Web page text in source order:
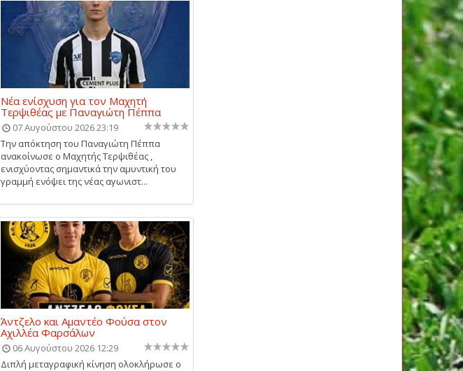
Νέα ενίσχυση για τον Μαχητή
Τερψιθέας με Παναγιώτη Πέππα
07 Αυγούστου 2026 23:19
Την απόκτηση του Παναγιώτη Πέππα
ανακοίνωσε ο Μαχητής Τερψιθέας ,
ενισχύοντας σημαντικά την αμυντική του
γραμμή ενόψει της νέας αγωνιστ...
Άντζελο και Αμαντέο Φούσα στον
Αχιλλέα Φαρσάλων
06 Αυγούστου 2026 12:29
Διπλή μεταγραφική κίνηση ολοκλήρωσε ο